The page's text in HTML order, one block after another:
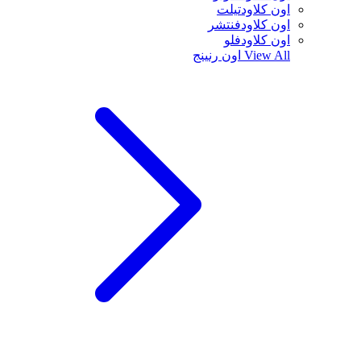
اون كلاودتيلت
اون كلاودفنتشر
اون كلاودفلو
View All اون رنينج